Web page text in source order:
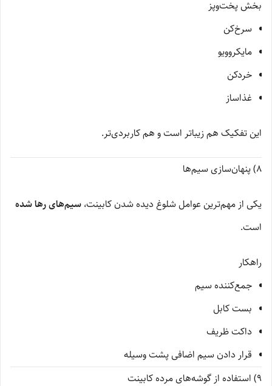
بخش پخت‌وپز
سرخ‌کن
مایکروویو
خردکن
غذاساز
این تفکیک هم زیباتر است و هم کاربردی‌تر.
8) پنهان‌سازی سیم‌ها
یکی از مهم‌ترین عوامل شلوغ دیده شدن کابینت، سیم‌های رها شده
است.
راهکار
جمع‌کننده سیم
بست کابل
داکت ظریف
قرار دادن سیم اضافی پشت وسیله
9) استفاده از گوشه‌های مرده کابینت